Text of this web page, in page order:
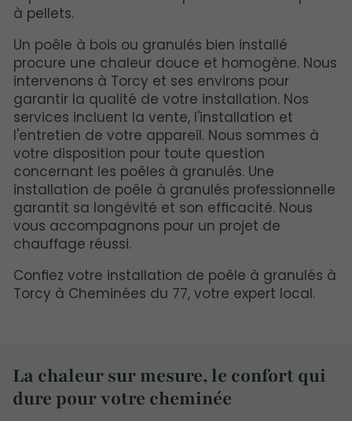
à pellets.
Un poêle à bois ou granulés bien installé
procure une chaleur douce et homogène. Nous
intervenons à Torcy et ses environs pour
garantir la qualité de votre installation. Nos
services incluent la vente, l'installation et
l'entretien de votre appareil. Nous sommes à
votre disposition pour toute question
concernant les poêles à granulés. Une
installation de poêle à granulés professionnelle
garantit sa longévité et son efficacité. Nous
vous accompagnons pour un projet de
chauffage réussi.
Confiez votre installation de poêle à granulés à
Torcy à Cheminées du 77, votre expert local.
La chaleur sur mesure, le confort qui
dure pour votre cheminée